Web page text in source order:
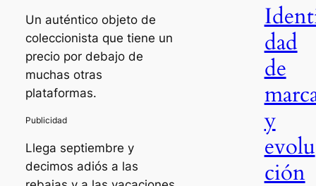
Un auténtico objeto de
coleccionista que tiene un
precio por debajo de
muchas otras
plataformas.
Llega septiembre y
decimos adiós a las
dad
de
y
evolu
ción